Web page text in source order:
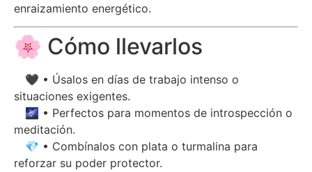
enraizamiento energético.
🌸 Cómo llevarlos
🖤 • Úsalos en días de trabajo intenso o
situaciones exigentes.
🌌 • Perfectos para momentos de introspección o
meditación.
💎 • Combínalos con plata o turmalina para
reforzar su poder protector.